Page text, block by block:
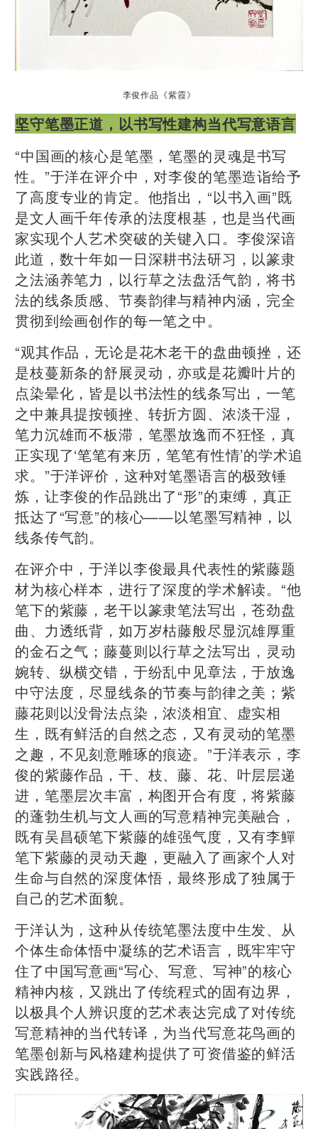
李俊作品《紫霞》
坚守笔墨正道，以书写性建构当代写意语言
“中国画的核心是笔墨，笔墨的灵魂是书写
性。”于洋在评介中，对李俊的笔墨造诣给予
了高度专业的肯定。他指出，“以书入画”既
是文人画千年传承的法度根基，也是当代画
家实现个人艺术突破的关键入口。李俊深谙
此道，数十年如一日深耕书法研习，以篆隶
之法涵养笔力，以行草之法盘活气韵，将书
法的线条质感、节奏韵律与精神内涵，完全
贯彻到绘画创作的每一笔之中。
“观其作品，无论是花木老干的盘曲顿挫，还
是枝蔓新条的舒展灵动，亦或是花瓣叶片的
点染晕化，皆是以书法性的线条写出，一笔
之中兼具提按顿挫、转折方圆、浓淡干湿，
笔力沉雄而不板滞，笔墨放逸而不狂怪，真
正实现了‘笔笔有来历，笔笔有性情’的学术追
求。”于洋评价，这种对笔墨语言的极致锤
炼，让李俊的作品跳出了“形”的束缚，真正
抵达了“写意”的核心——以笔墨写精神，以
线条传气韵。
在评介中，于洋以李俊最具代表性的紫藤题
材为核心样本，进行了深度的学术解读。“他
笔下的紫藤，老干以篆隶笔法写出，苍劲盘
曲、力透纸背，如万岁枯藤般尽显沉雄厚重
的金石之气；藤蔓则以行草之法写出，灵动
婉转、纵横交错，于纷乱中见章法，于放逸
中守法度，尽显线条的节奏与韵律之美；紫
藤花则以没骨法点染，浓淡相宜、虚实相
生，既有鲜活的自然之态，又有灵动的笔墨
之趣，不见刻意雕琢的痕迹。”于洋表示，李
俊的紫藤作品，干、枝、藤、花、叶层层递
进，笔墨层次丰富，构图开合有度，将紫藤
的蓬勃生机与文人画的写意精神完美融合，
既有吴昌硕笔下紫藤的雄强气度，又有李鱓
笔下紫藤的灵动天趣，更融入了画家个人对
生命与自然的深度体悟，最终形成了独属于
自己的艺术面貌。
于洋认为，这种从传统笔墨法度中生发、从
个体生命体悟中凝练的艺术语言，既牢牢守
住了中国写意画“写心、写意、写神”的核心
精神内核，又跳出了传统程式的固有边界，
以极具个人辨识度的艺术表达完成了对传统
写意精神的当代转译，为当代写意花鸟画的
笔墨创新与风格建构提供了可资借鉴的鲜活
实践路径。